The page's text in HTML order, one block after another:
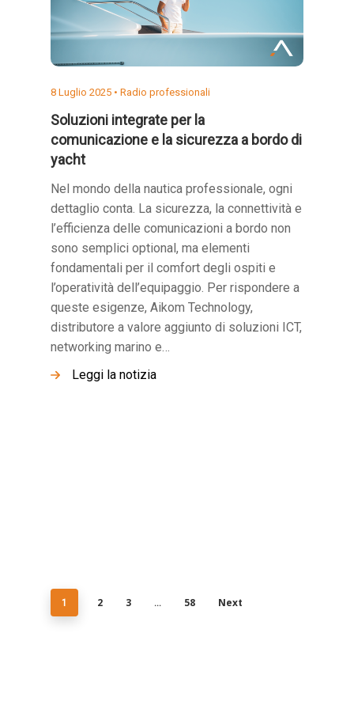
8 Luglio 2025 • Radio professionali
Soluzioni integrate per la
comunicazione e la sicurezza a bordo di
yacht
Nel mondo della nautica professionale, ogni
dettaglio conta. La sicurezza, la connettività e
l’efficienza delle comunicazioni a bordo non
sono semplici optional, ma elementi
fondamentali per il comfort degli ospiti e
l’operatività dell’equipaggio. Per rispondere a
queste esigenze, Aikom Technology,
distributore a valore aggiunto di soluzioni ICT,
networking marino e…
Leggi la notizia
1 2 3 … 58 Next